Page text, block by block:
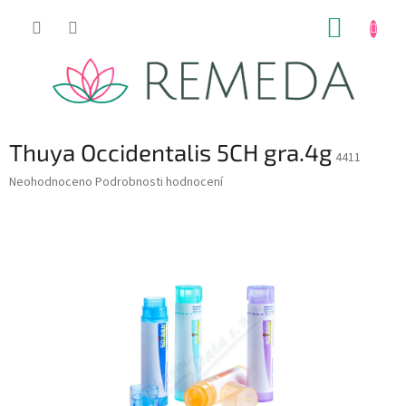
Thuya Occidentalis 5CH gra.4g 4411
Průměrné
Neohodnoceno Podrobnosti hodnocení